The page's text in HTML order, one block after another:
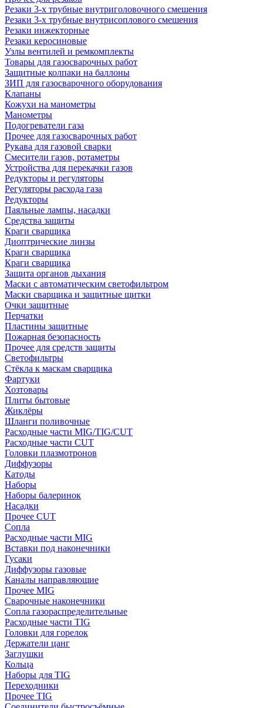
Резаки 3-х трубные внутриголовочного смешения
Резаки 3-х трубные внутрисоплового смешения
Резаки инжекторные
Резаки керосиновые
Узлы вентилей и ремкомплекты
Товары для газосварочных работ
Защитные колпаки на баллоны
ЗИП для газосварочного оборудования
Клапаны
Кожухи на манометры
Манометры
Подогреватели газа
Прочее для газосварочных работ
Рукава для газовой сварки
Смесители газов, ротаметры
Устройства для перекачки газов
Редукторы и регуляторы
Регуляторы расхода газа
Редукторы
Паяльные лампы, насадки
Средства защиты
Краги сварщика
Диоптрические линзы
Краги сварщика
Краги сварщика
Защита органов дыхания
Маски с автоматическим светофильтром
Маски сварщика и защитные щитки
Очки защитные
Перчатки
Пластины защитные
Пожарная безопасность
Прочее для средств защиты
Светофильтры
Стёкла к маскам сварщика
Фартуки
Хозтовары
Плиты бытовые
Жиклёры
Шланги поливочные
Расходные части MIG/TIG/CUT
Расходные части CUT
Головки плазмотронов
Диффузоры
Катоды
Наборы
Наборы балеринок
Насадки
Прочее CUT
Сопла
Расходные части MIG
Вставки под наконечники
Гусаки
Диффузоры газовые
Каналы направляющие
Прочее MIG
Сварочные наконечники
Сопла газораспределительные
Расходные части TIG
Головки для горелок
Держатели цанг
Заглушки
Кольца
Наборы для TIG
Переходники
Прочее TIG